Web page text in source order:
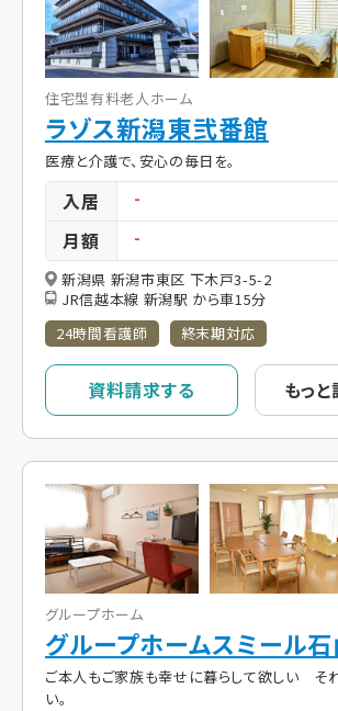
住宅型有料老人ホーム
ラゾス新潟東弐番館
医療と介護で、安心の毎日を。
入居 -
月額
-
新潟県 新潟市東区 下木戸3-5-2
JR信越本線 新潟駅 から車15分
24時間看護師
終末期対応
資料請求する もっ
グループホーム
グループホームスミール
ご本人もご家族も幸せに暮らして欲しい そ
い。